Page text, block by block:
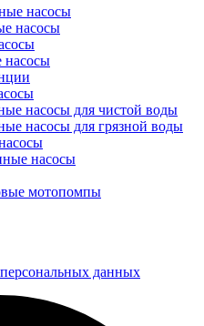
насосы
насосы
насосы для чистой воды
насосы для грязной воды
насосы
мотопомпы
данных